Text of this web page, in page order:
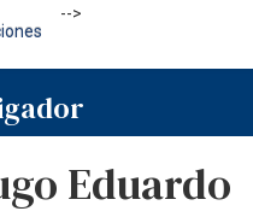
-->
Eduardo